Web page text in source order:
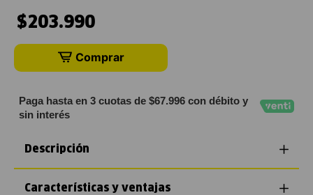
$203.990
Comprar
Paga hasta en 3 cuotas de $67.996 con débito y
sin interés
Descripción
Características y ventajas